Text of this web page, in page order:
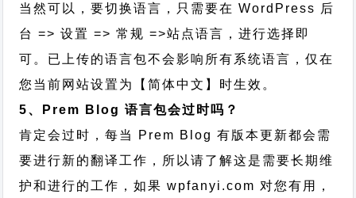
当然可以，要切换语言，只需要在 WordPress 后
台 => 设置 => 常规 =>站点语言，进行选择即
可。已上传的语言包不会影响所有系统语言，仅在
您当前网站设置为【简体中文】时生效。
5、Prem Blog 语言包会过时吗？
肯定会过时，每当 Prem Blog 有版本更新都会需
要进行新的翻译工作，所以请了解这是需要长期维
护和进行的工作，如果 wpfanyi.com 对您有用，